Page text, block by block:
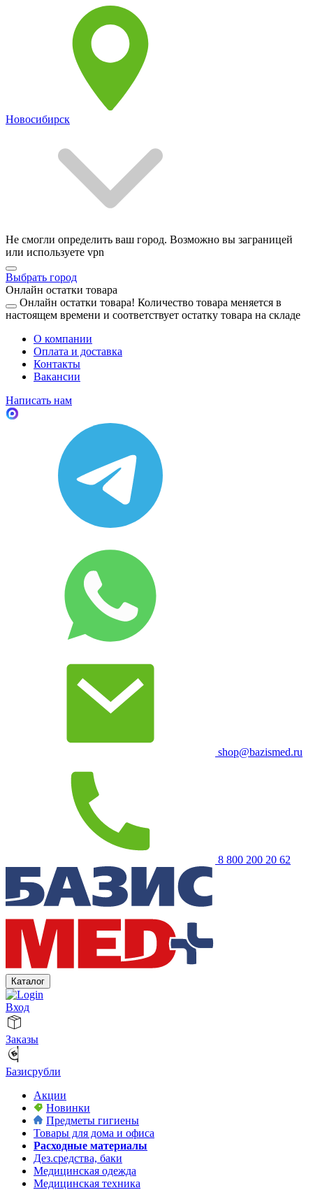
Новосибирск
Не смогли определить ваш город. Возможно вы заграницей
или используете vpn
Выбрать город
Онлайн остатки товара
Онлайн остатки товара! Количество товара меняется в
настоящем времени и соответствует остатку товара на складе
О компании
Оплата и доставка
Контакты
Вакансии
Написать нам
shop@bazismed.ru
8 800 200 20 62
Каталог
Вход
Заказы
Базисрубли
Акции
Новинки
Предметы гигиены
Товары для дома и офиса
Расходные материалы
Дез.средства, баки
Медицинская одежда
Медицинская техника